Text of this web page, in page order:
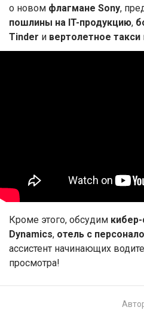
о новом флагмане Sony,
пошлины на IT-продукцию,
Tinder и вертолетное такси
Кроме этого, обсудим
Dynamics, отель с
ассистент начинающих
просмотра!